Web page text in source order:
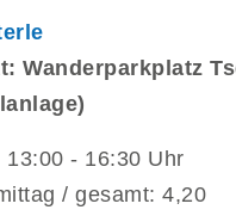
Wanderparkplatz
13:00 - 16:30 Uhr
/ gesamt: 4,20